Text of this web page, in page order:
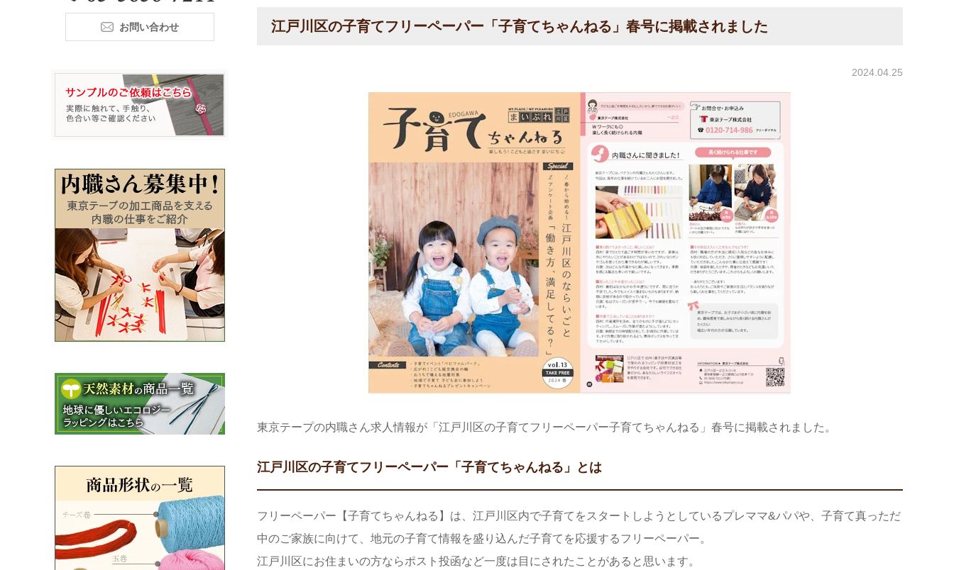
江戸川区の子育てフリーペーパー「子育てちゃんねる」春号に掲載されました
2024.04.25
東京テープの内職さん求人情報が「江戸川区の子育てフリーペーパー子育てちゃんねる」春号に掲載されました。
江戸川区の子育てフリーペーパー「子育てちゃんねる」とは
フリーペーパー【子育てちゃんねる】は、江戸川区内で子育てをスタートしようとしているプレママ&パパや、子育て真っただ
中のご家族に向けて、地元の子育て情報を盛り込んだ子育てを応援するフリーペーパー。
江戸川区にお住まいの方ならポスト投函など一度は目にされたことがあると思います。
お問い合わせ